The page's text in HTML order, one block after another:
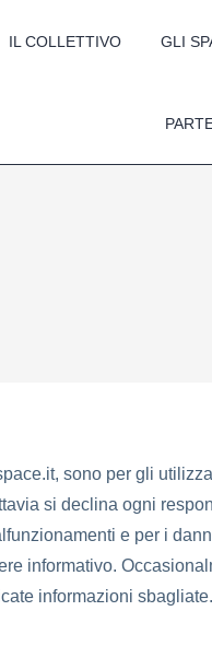
IL COLLETTIVO GLI
sono per gli
si declina ogni
e per i
informativo.
informazioni